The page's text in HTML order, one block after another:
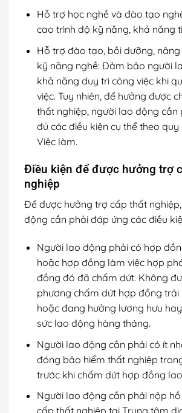
Hỗ trợ học nghề và đào tạo
cao trình độ kỹ năng, khả năng
Hỗ trợ đào tạo, bồi dưỡng,
kỹ năng nghề: Đảm bảo người
khả năng duy trì công việc khi
việc. Tuy nhiên, để hưởng được
thất nghiệp, người lao động cần
đủ các điều kiện cụ thể theo
Việc làm.
Điều kiện để được hưởng trợ
nghiệp
Để được hưởng trợ cấp thất
động cần phải đáp ứng các điều
Người lao động phải có hợp
hoặc hợp đồng làm việc hợp
đồng đó đã chấm dứt. Không
phương chấm dứt hợp đồng
hoặc đang hưởng lương hưu
sức lao động hàng tháng.
Người lao động cần phải có ít
đóng bảo hiểm thất nghiệp
trước khi chấm dứt hợp đồng
Người lao động cần phải nộp